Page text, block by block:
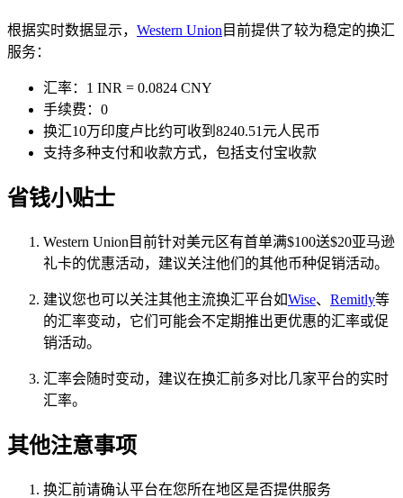
根据实时数据显示， Western Union 目前提供了较为稳定的换汇
服务：
汇率：1 INR = 0.0824 CNY
手续费：0
换汇10万印度卢比约可收到8240.51元人民币
支持多种支付和收款方式，包括支付宝收款
省钱小贴士
Western Union目前针对美元区有首单满$100送$20亚马逊
礼卡的优惠活动，建议关注他们的其他币种促销活动。
建议您也可以关注其他主流换汇平台如Wise、 Remitly等
的汇率变动，它们可能会不定期推出更优惠的汇率或促
销活动。
汇率会随时变动，建议在换汇前多对比几家平台的实时
汇率。
其他注意事项
换汇前请确认平台在您所在地区是否提供服务